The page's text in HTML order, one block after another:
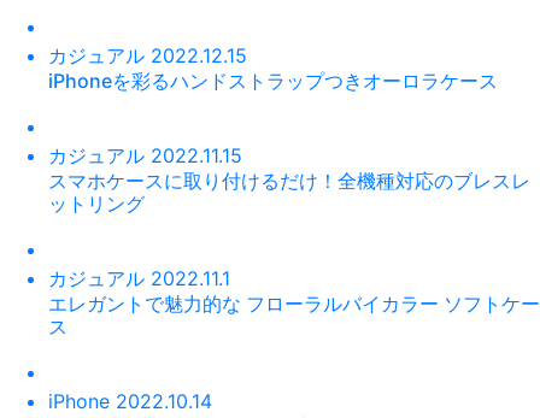
カジュアル 2022.12.15
iPhoneを彩るハンドストラップつきオーロラケース
カジュアル 2022.11.15
スマホケースに取り付けるだけ！全機種対応のブレスレ
ットリング
カジュアル 2022.11.1
エレガントで魅力的な フローラルバイカラー ソフトケー
ス
iPhone 2022.10.14